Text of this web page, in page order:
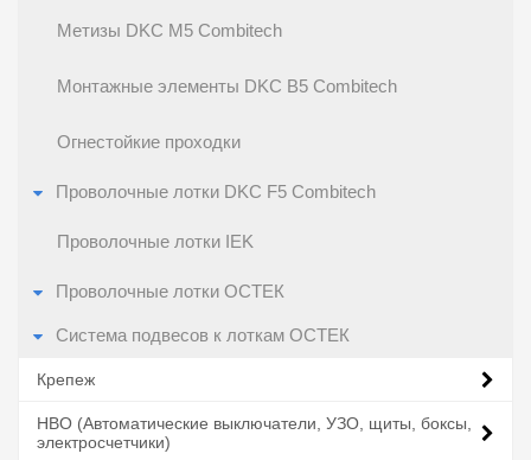
Метизы DKC M5 Combitech
Монтажные элементы DKC B5 Combitech
Огнестойкие проходки
Проволочные лотки DKC F5 Combitech
Проволочные лотки IEK
Проволочные лотки ОСТЕК
Система подвесов к лоткам ОСТЕК
Крепеж
НВО (Автоматические выключатели, УЗО, щиты, боксы,
электросчетчики)